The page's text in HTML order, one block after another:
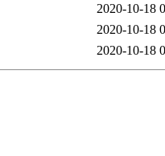
2020-10-18
2020-10-18
2020-10-18